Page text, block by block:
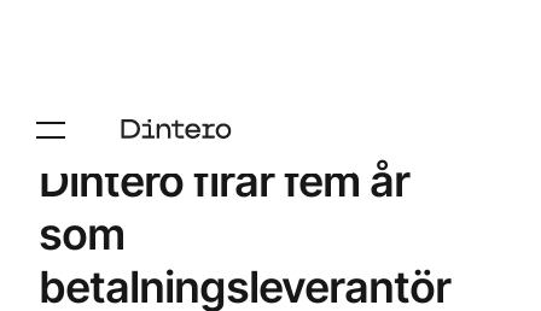
Dintero firar fem år
som
betalningsleverantör